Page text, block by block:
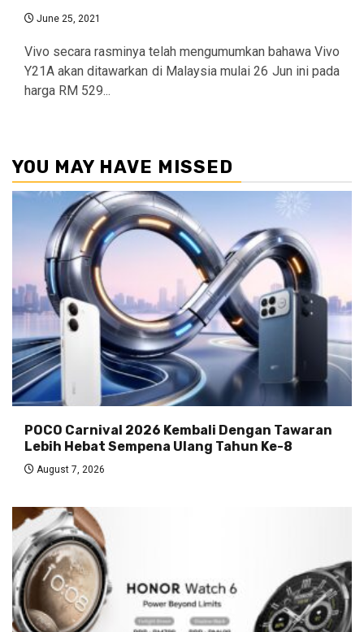
June 25, 2021
Vivo secara rasminya telah mengumumkan bahawa Vivo
Y21A akan ditawarkan di Malaysia mulai 26 Jun ini pada
harga RM 529...
YOU MAY HAVE MISSED
POCO Carnival 2026 Kembali Dengan Tawaran
Lebih Hebat Sempena Ulang Tahun Ke-8
August 7, 2026